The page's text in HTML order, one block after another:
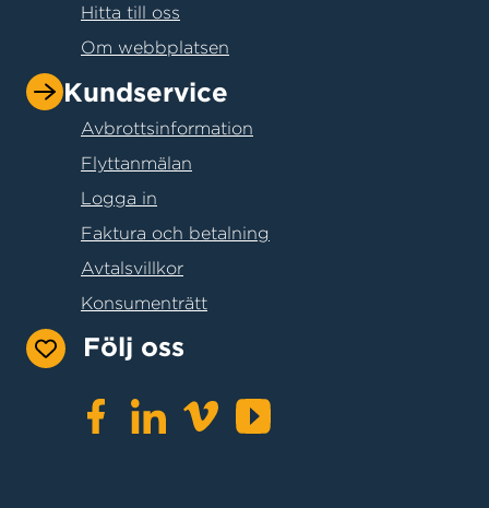
Hitta till oss
Om webbplatsen
Kundservice
Avbrottsinformation
Flyttanmälan
Logga in
Faktura och betalning
Avtalsvillkor
Konsumenträtt
Följ oss